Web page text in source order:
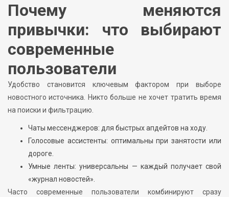
Почему меняются
привычки: что выбирают
современные
пользователи
Удобство становится ключевым фактором при выборе
новостного источника. Никто больше не хочет тратить время
на поиски и фильтрацию.
Чаты мессенджеров: для быстрых апдейтов на ходу.
Голосовые ассистенты: оптимальны при занятости или
дороге.
Умные ленты: универсальны — каждый получает свой
«журнал новостей».
Часто современные пользователи комбинируют сразу